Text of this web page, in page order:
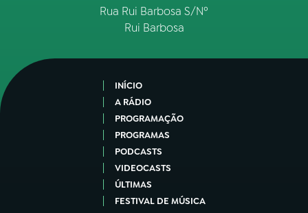
Rua Rui Barbosa S/Nº
Rui Barbosa
INÍCIO
A RÁDIO
PROGRAMAÇÃO
PROGRAMAS
PODCASTS
VIDEOCASTS
ÚLTIMAS
FESTIVAL DE MÚSICA